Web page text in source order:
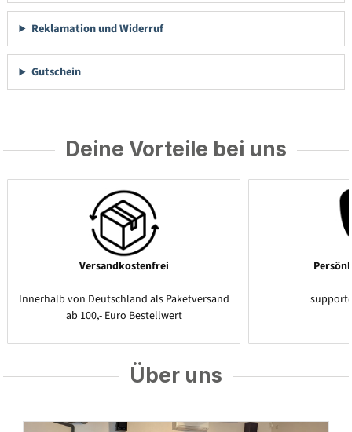
Reklamation und Widerruf
Gutschein
Deine Vorteile bei uns
Versandkostenfrei
Innerhalb von Deutschland als Paketversand
ab 100,- Euro Bestellwert
Über uns